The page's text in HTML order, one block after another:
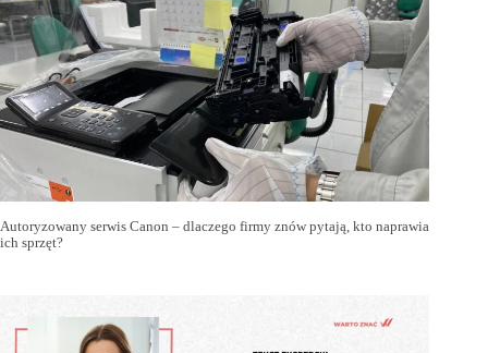
Autoryzowany serwis Canon – dlaczego firmy znów pytają, kto naprawia
ich sprzęt?